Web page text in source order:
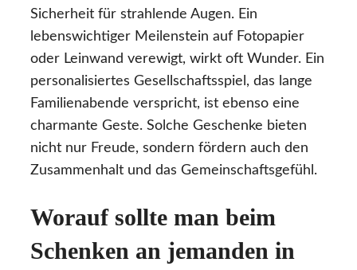
Sicherheit für strahlende Augen. Ein
lebenswichtiger Meilenstein auf Fotopapier
oder Leinwand verewigt, wirkt oft Wunder. Ein
personalisiertes Gesellschaftsspiel, das lange
Familienabende verspricht, ist ebenso eine
charmante Geste. Solche Geschenke bieten
nicht nur Freude, sondern fördern auch den
Zusammenhalt und das Gemeinschaftsgefühl.
Worauf sollte man beim
Schenken an jemanden in